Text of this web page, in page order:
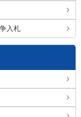
入札